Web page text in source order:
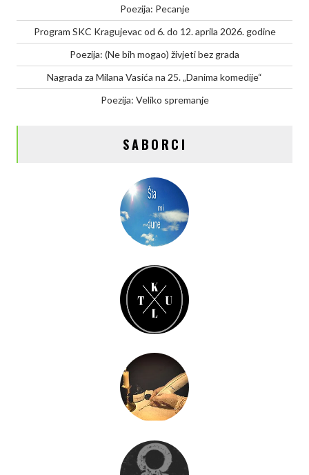
Poezija: Pecanje
Program SKC Kragujevac od 6. do 12. aprila 2026. godine
Poezija: (Ne bih mogao) živjeti bez grada
Nagrada za Milana Vasića na 25. „Danima komedije“
Poezija: Veliko spremanje
SABORCI